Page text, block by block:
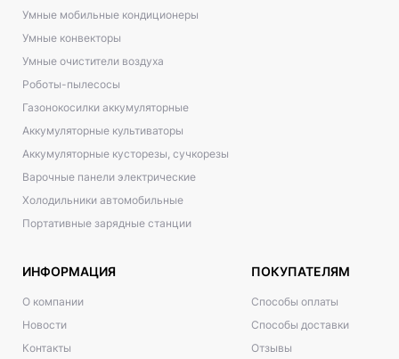
Умные мобильные кондиционеры
Умные конвекторы
Умные очистители воздуха
Роботы-пылесосы
Газонокосилки аккумуляторные
Аккумуляторные культиваторы
Аккумуляторные кусторезы, сучкорезы
Варочные панели электрические
Холодильники автомобильные
Портативные зарядные станции
ИНФОРМАЦИЯ
О компании
Новости
Контакты
ПОКУПАТЕЛЯМ
Способы оплаты
Способы доставки
Отзывы